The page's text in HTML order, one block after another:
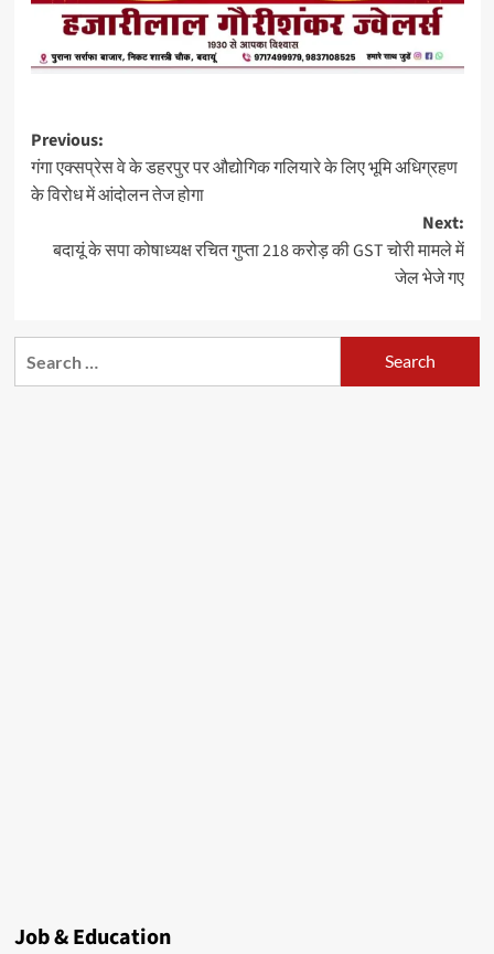
Post
navigation
Previous:
गंगा एक्सप्रेस वे के डहरपुर पर औद्योगिक गलियारे के लिए भूमि अधिग्रहण
के विरोध में आंदोलन तेज होगा
Next:
बदायूं के सपा कोषाध्यक्ष रचित गुप्ता 218 करोड़ की GST चोरी मामले में
जेल भेजे गए
Job & Education